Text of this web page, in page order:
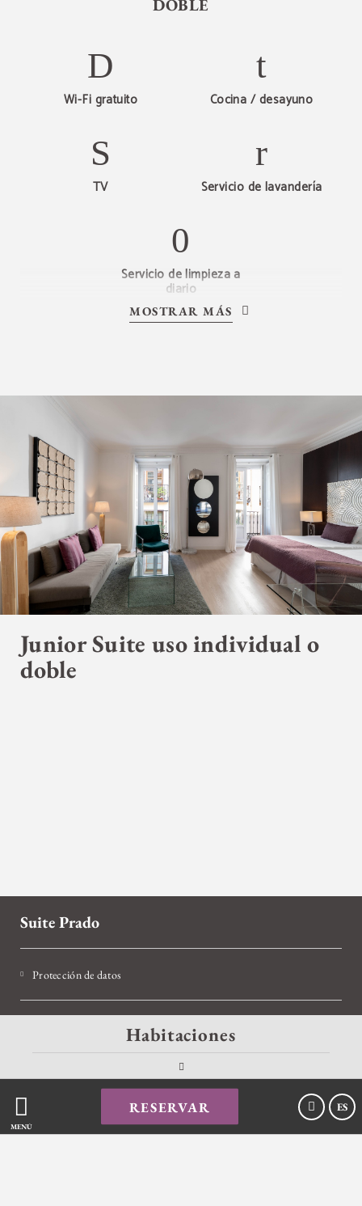
MENÚ
ES
RESERVAR
Habitaciones
DOBLE
Wi-Fi gratuito Cocina / desayuno
TV Servicio de lavandería
Servicio de limpieza a
diario
MOSTRAR MÁS
Junior Suite uso individual o
doble
Suite Prado
Protección de datos
Aviso legal
Powered by Keytel